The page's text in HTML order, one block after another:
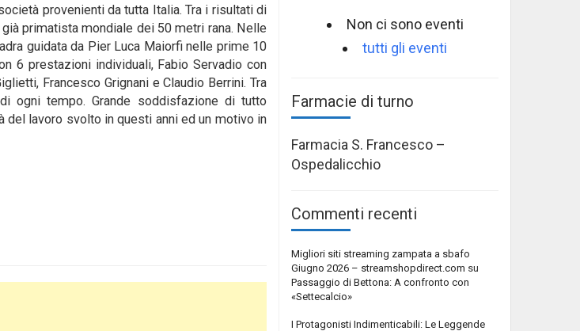
provenienti da tutta Italia.Tra i risultati di
primatista mondiale dei 50 metri rana. Nelle
guidata da Pier Luca Maiorfi nelle prime 10
6 prestazioni individuali, Fabio Servadio con
Francesco Grignani e Claudio Berrini. Tra
ogni tempo. Grande soddisfazione di tutto
del lavoro svolto in questi anni ed un motivo in
Non ci sono eventi
tutti gli eventi
Farmacie di turno
Farmacia S. Francesco –
Ospedalicchio
Commenti recenti
Migliori siti streaming zampata a sbafo
Giugno 2026 – streamshopdirect.com su
Passaggio di Bettona: A confronto con
«Settecalcio»
I Protagonisti Indimenticabili: Le Leggende